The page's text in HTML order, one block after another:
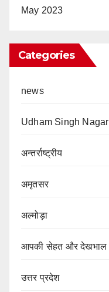
May 2023
Categories
news
Udham Singh Nagar
अन्तर्राष्ट्रीय
अमृतसर
अल्मोड़ा
आपकी सेहत और देखभाल
उत्तर प्रदेश